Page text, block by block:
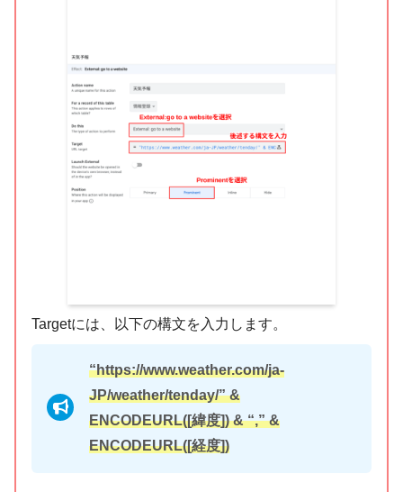
Targetには、以下の構文を入力します。
“https://www.weather.com/ja-
JP/weather/tenday/” &
ENCODEURL([緯度]) & “,” &
ENCODEURL([経度])